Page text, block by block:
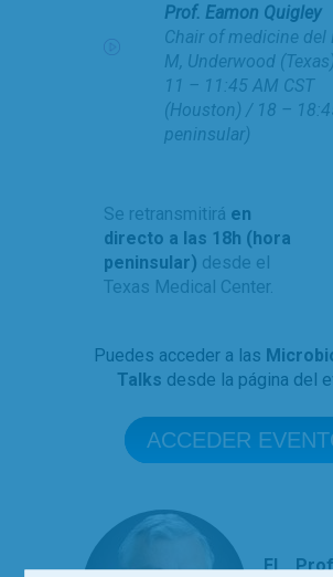
Prof. Eamon Quigley
Chair of medicine del
M, Underwood (Texas)
11 – 11:45 AM CST
(Houston) / 18 –
peninsular)
Se retransmitirá en
directo a las 18h (hora
peninsular) desde el
Texas Medical Center.
Puedes acceder a las
Talks desde la página del
ACCEDER
El